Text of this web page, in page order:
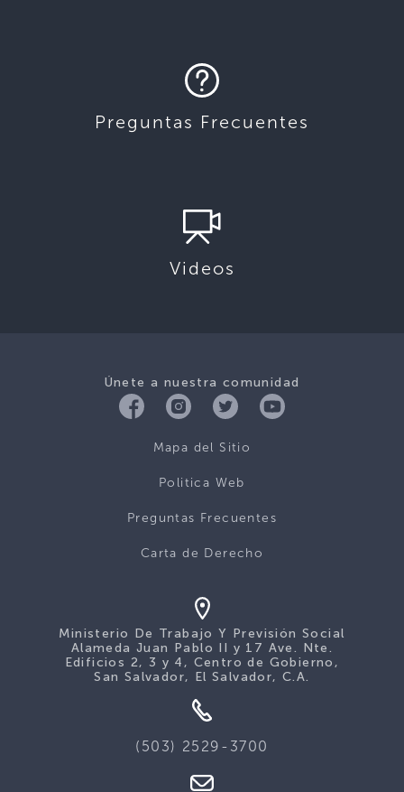
Preguntas Frecuentes
Videos
Únete a nuestra comunidad
Mapa del Sitio
Politica Web
Preguntas Frecuentes
Carta de Derecho
Ministerio De Trabajo Y Previsión Social
Alameda Juan Pablo II y 17 Ave. Nte.
Edificios 2, 3 y 4, Centro de Gobierno,
San Salvador, El Salvador, C.A.
(503) 2529-3700